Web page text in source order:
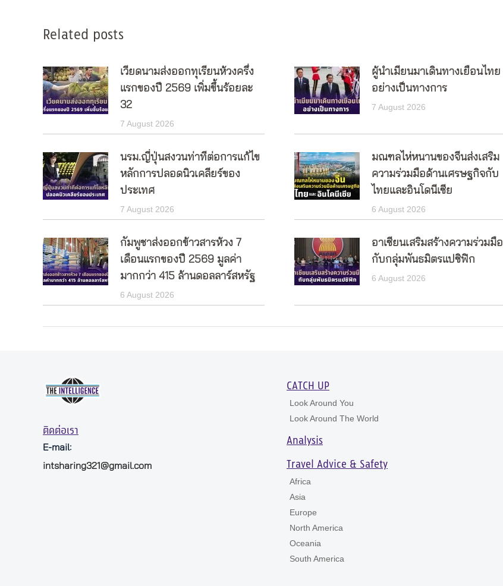
Related posts
เวียดนามส่งออกทุเรียนห้วงครึ่ง
แรกของปี 2569 เพิ่มขึ้นร้อยละ
32
7 August 2026
ผู้นำเมียนมาเดินทางเยือนไทย
อย่างเป็นทางการ
7 August 2026
นรม.ญี่ปุ่นสงวนท่าทีต่อการแก้ไข
หลักการปลอดนิวเคลียร์ของ
ประเทศ
7 August 2026
มณฑลไห่หนานของจีนส่งเสริม
ความร่วมมือด้านเศรษฐกิจกับ
ไทยและอินโดนีเซีย
6 August 2026
กัมพูชาส่งออกข้าวสารห้วง 7
เดือนแรกของปี 2569 มูลค่า
มากกว่า 415 ล้านดอลลาร์สหรัฐ
6 August 2026
อาเซียนเสริมสร้างความร่วมมือ
กับกลุ่มพันธมิตรแปซิฟิก
6 August 2026
ติดต่อเรา
E-mail:
intsharing321@gmail.com
CATCH UP
Look Around You
Look Around The World
Analysis
Travel Advice & Safety
Africa
Asia
Europe
North America
Oceania
South America